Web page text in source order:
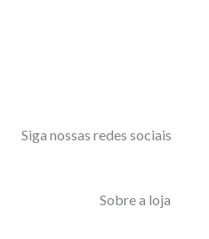
Siga nossas redes sociais
Sobre a loja